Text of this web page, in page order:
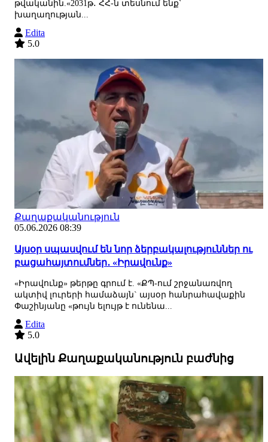
թվականին.«2031թ․ ՀՀ-ն տեսնում ենք՝
խաղաղության...
Edita
5.0
Քաղաքականություն
05.06.2026 08:39
Այսօր սպասվում են նոր ձերբակալություններ ու
բացահայտումներ․ «Իրավունք»
«Իրավունք» թերթը գրում է. «ՔՊ-ում շրջանառվող
ակտիվ լուրերի համաձայն` այսօր հանրահավաքին
Փաշինյանը «թույն ելույթ է ունենա...
Edita
5.0
Ավելին Քաղաքականություն բաժնից